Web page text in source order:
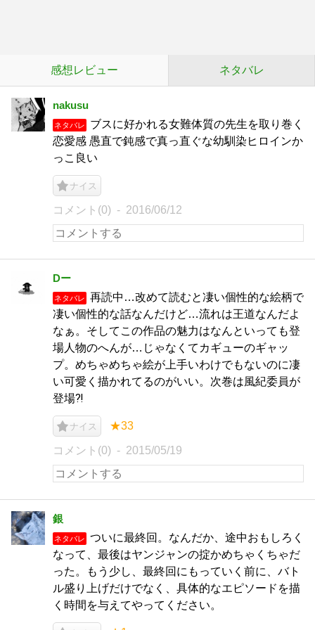
感想レビュー ネタバレ
nakusu
ネタバレ
ブスに好かれる女難体質の先生を取り巻く
恋愛感 愚直で鈍感で真っ直ぐな幼馴染ヒロインか
っこ良い
ナイス
コメント(0) 2016/06/12
Dー
ネタバレ
再読中…改めて読むと凄い個性的な絵柄で
凄い個性的な話なんだけど…流れは王道なんだよ
なぁ。そしてこの作品の魅力はなんといっても登
場人物のへんが…じゃなくてカギューのギャッ
プ。めちゃめちゃ絵が上手いわけでもないのに凄
い可愛く描かれてるのがいい。次巻は風紀委員が
登場⁈
ナイス ★33
コメント(0) 2015/05/19
銀
ネタバレ
ついに最終回。なんだか、途中おもしろく
なって、最後はヤンジャンの掟かめちゃくちゃだ
った。もう少し、最終回にもっていく前に、バト
ル盛り上げだけでなく、具体的なエピソードを描
く時間を与えてやってください。